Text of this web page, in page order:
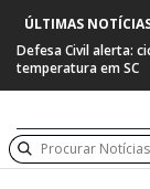
ÚLTIMAS
Defesa Civil alerta:
temperatura em SC